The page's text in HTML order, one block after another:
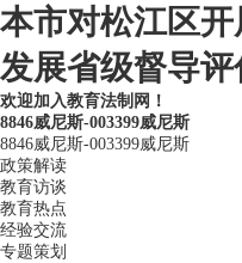
本市对松江区
发展省级督导评
欢迎加入教育法制网！
8846威尼斯-003399威尼斯
8846威尼斯-003399威尼斯
政策解读
教育访谈
教育热点
经验交流
专题策划